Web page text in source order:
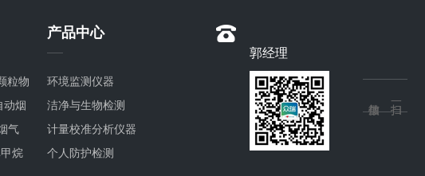
粒物
动烟
气
烷
产品中心
环境监测仪器
洁净与生物检测
计量校准分析仪器
个人防护检测
郭经理